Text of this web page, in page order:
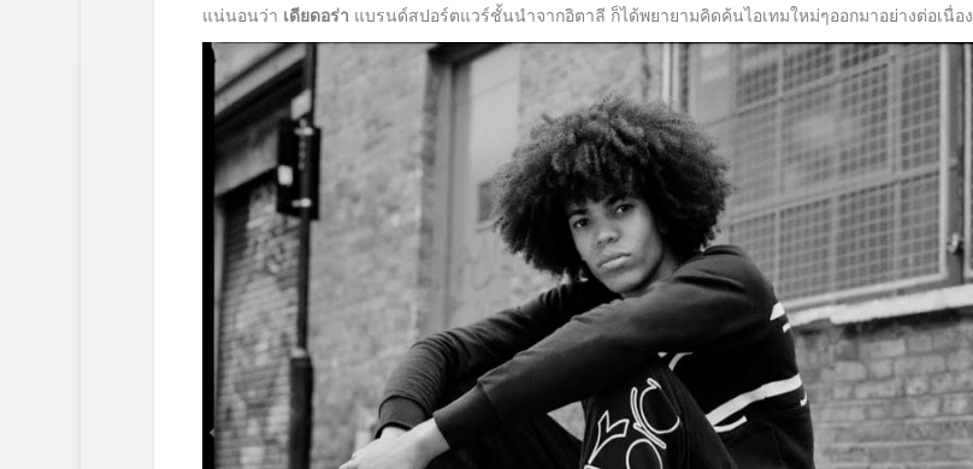
แน่นอนว่า เดียดอร่า แบรนด์สปอร์ตแวร์ชั้นนำจากอิตาลี ก็ได้พยายามคิดค้นไอเทมใหม่ๆออกมาอย่างต่อเนื่อง